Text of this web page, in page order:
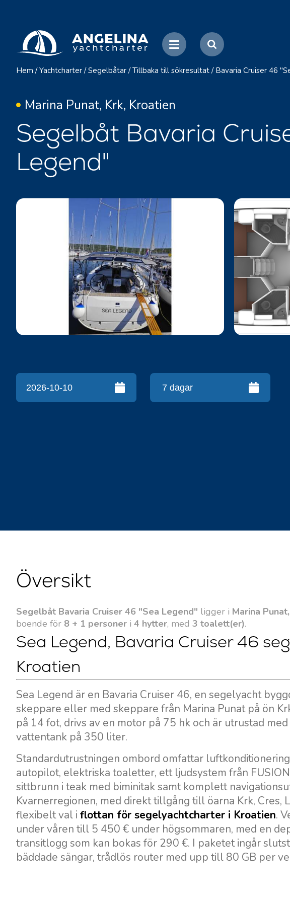
Hem / Yachtcharter / Segelbåtar / Tillbaka till sökresultat / Bavaria Cruiser 46
Marina Punat, Krk, Kroatien
Segelbåt Bavaria
Legend"
Översikt
Segelbåt Bavaria Cruiser 46 "Sea Legend" ligger i Marina
boende för 8 + 1 personer i 4 hytter, med 3 toalett(er).
Sea Legend, Bavaria Cruiser 46
Kroatien
Sea Legend är en Bavaria Cruiser 46, en segelyacht
skeppare eller med skeppare från Marina Punat på ön
på 14 fot, drivs av en motor på 75 hk och är utrustad
vattentank på 350 liter.
Standardutrustningen ombord omfattar
autopilot, elektriska toaletter, ett ljudsystem från
sittbrunn i teak med biminitak samt komplett
Kvarnerregionen, med direkt tillgång till öarna Krk, Cres,
flexibelt val i flottan för segelyachtcharter i Kroatien.
under våren till 5 450 € under högsommaren, med en
transitlogg som kan bokas för 290 €. I paketet ingår
bäddade sängar, trådlös router med upp till 80 GB per